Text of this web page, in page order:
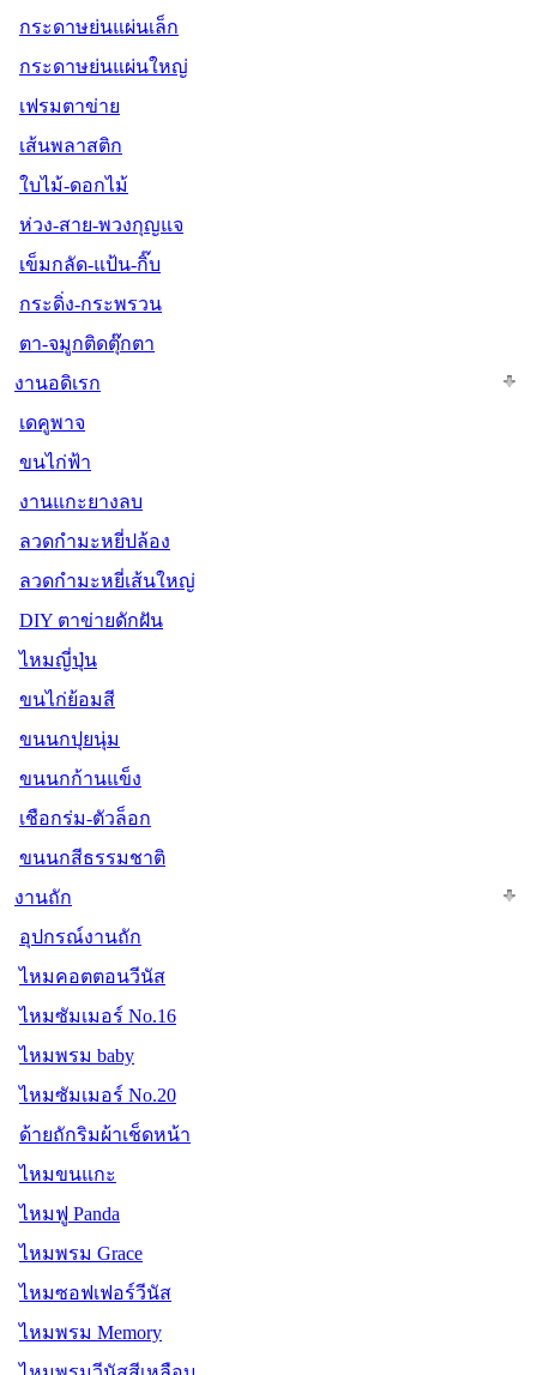
กระดาษย่นแผ่นเล็ก
กระดาษย่นแผ่นใหญ่
เฟรมตาข่าย
เส้นพลาสติก
ใบไม้-ดอกไม้
ห่วง-สาย-พวงกุญแจ
เข็มกลัด-แป้น-กิ๊บ
กระดิ่ง-กระพรวน
ตา-จมูกติดตุ๊กตา
งานอดิเรก
เดคูพาจ
ขนไก่ฟ้า
งานแกะยางลบ
ลวดกำมะหยี่ปล้อง
ลวดกำมะหยี่เส้นใหญ่
DIY ตาข่ายดักฝัน
ไหมญี่ปุ่น
ขนไก่ย้อมสี
ขนนกปุยนุ่ม
ขนนกก้านแข็ง
เชือกร่ม-ตัวล็อก
ขนนกสีธรรมชาติ
งานถัก
อุปกรณ์งานถัก
ไหมคอตตอนวีนัส
ไหมซัมเมอร์ No.16
ไหมพรม baby
ไหมซัมเมอร์ No.20
ด้ายถักริมผ้าเช็ดหน้า
ไหมขนแกะ
ไหมฟู Panda
ไหมพรม Grace
ไหมซอฟเฟอร์วีนัส
ไหมพรม Memory